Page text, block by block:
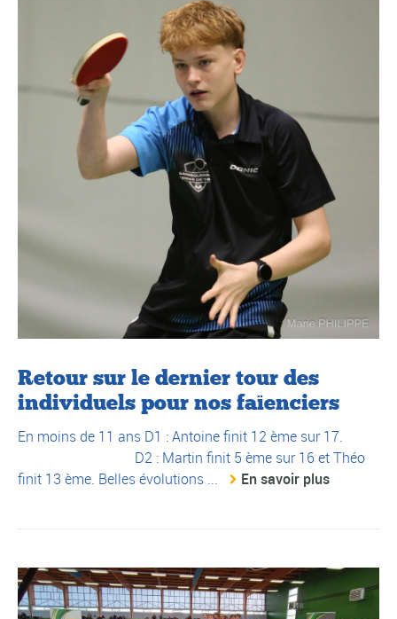
Retour sur le dernier tour des
individuels pour nos faïenciers
En moins de 11 ans D1 : Antoine finit 12 ème sur 17.
D2 : Martin finit 5 ème sur 16 et Théo
finit 13 ème. Belles évolutions ...
En savoir plus